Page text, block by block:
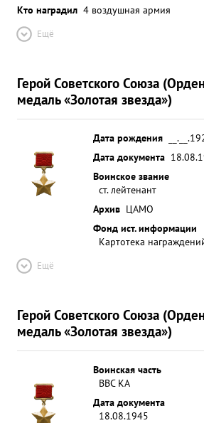
Кто наградил 4 воздушная армия
Ещё
Герой Советского Союза
медаль «Золотая звезда»)
Дата рождения
Дата документа
Воинское звание
ст. лейтенант
Архив ЦАМО
Фонд ист. информации
Картотека
Ещё
Герой Советского Союза
медаль «Золотая звезда»)
Воинская часть
ВВС КА
Дата документа
18.08.1945